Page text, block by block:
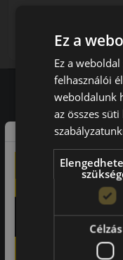
Kuponkód másolása
a vásárlók közül
21659
Ez a
Ez a
felhasználói
weboldalunk
az összes
Célzás